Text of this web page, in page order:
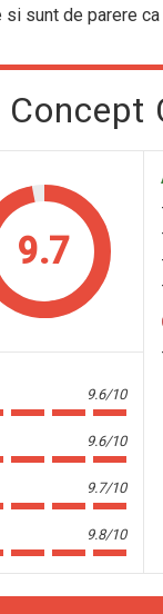
si sunt de parere ca
9.7
9.6/10
9.6/10
9.7/10
9.8/10